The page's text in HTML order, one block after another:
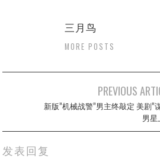
三月鸟
MORE POSTS
navigation
PREVIOUS
新版”机械战警”男主终敲定 美剧”
男星
发表回复